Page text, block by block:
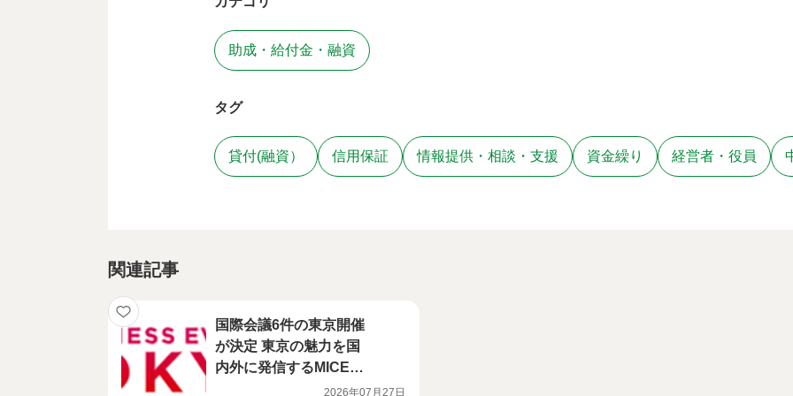
助成・給付金・融資
タグ
貸付(融資） 信用保証 情報提供・相談・支援 資金繰り 経営者・役員
関連記事
国際会議6件の東京開催
が決定 東京の魅力を国
内外に発信するMICE誘
2026年07月27日